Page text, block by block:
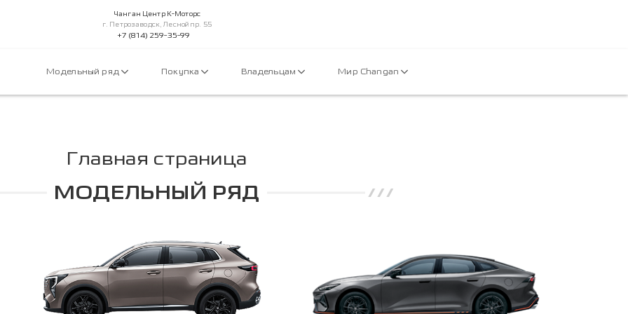
Чанган Центр К-Моторс
г. Петрозаводск, Лесной пр. 55
+7 (814) 259-35-99
Модельный ряд Покупка Владельцам Мир Changan
Главная страница
МОДЕЛЬНЫЙ РЯД ///